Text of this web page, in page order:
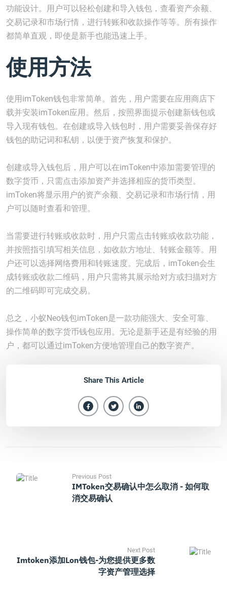
功能设计。用户可以轻松创建和导入钱包，查看资产余额、
交易记录和市场行情，进行转账和收款操作等等。所有操作
都简单直观，即使是新手也能迅速上手。
使用方法
使用imToken钱包非常简单。首先，用户需要在应用商店下
载并安装imToken应用。然后，按照界面提示创建新钱包或
导入现有钱包。在创建或导入钱包时，用户需要妥善保存好
钱包的助记词和私钥，以便于资产恢复和保护。
创建或导入钱包后，用户可以在imToken中添加需要管理的
数字货币，只需点击添加资产并选择相应的货币类型。
imToken将显示用户的资产余额、交易记录和市场行情，用
户可以随时查看和管理。
当需要进行转账或收款时，用户只需点击转账或收款功能，
并按照指引填写相关信息，如收款方地址、转账金额等。用
户还可以选择网络费用和转账速度。完成后，imToken会生
成转账或收款二维码，用户只需将其展示给对方或扫描对方
的二维码即可完成交易。
总之，小蚁Neo钱包imToken是一款功能强大、安全可靠、
操作简单的数字货币钱包应用。无论是新手还是有经验的用
户，都可以通过imToken方便地管理自己的数字资产。
Share This Article
Previous Post
IMToken交易确认中怎么取消 - 如何取
消交易确认
Next Post
Imtoken添加lon钱包-为您提供更多数
字资产管理选择